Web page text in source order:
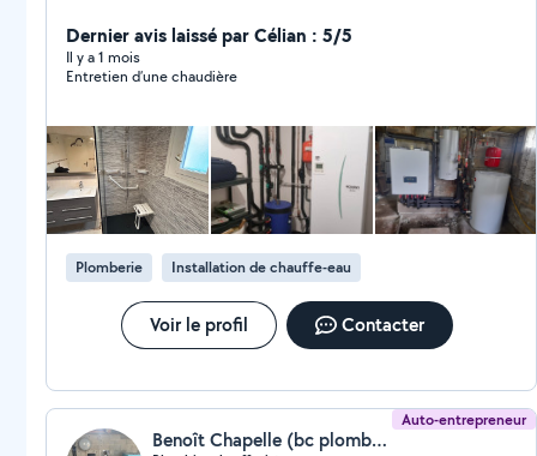
Dernier avis laissé par Célian : 5/5
Il y a 1 mois
Entretien d’une chaudière
Plomberie Installation de chauffe-eau
Voir le profil Contacter
Auto-entrepreneur
Benoît Chapelle (bc plomberie chauffage)